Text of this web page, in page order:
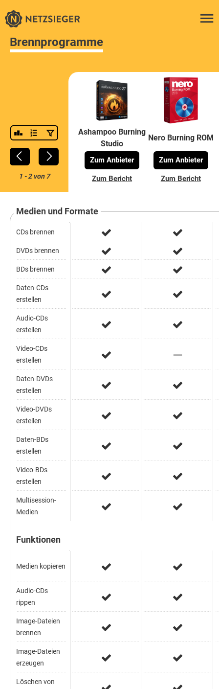
Brennprogramme
1-2von 7
Ashampoo Burning
Studio
Zum Anbieter
Zum Bericht
Nero Burning ROM
Zum Anbieter
Zum Bericht
Medien und Formate
CDs brennen
DVDs brennen
BDs brennen
Daten-CDs
erstellen
Audio-CDs
erstellen
Video-CDs
erstellen
Daten-DVDs
erstellen
Video-DVDs
erstellen
Daten-BDs
erstellen
Video-BDs
erstellen
Multisession-
Medien
Funktionen
Medien kopieren
Audio-CDs
rippen
Image-Dateien
brennen
Image-Dateien
erzeugen
Löschen von